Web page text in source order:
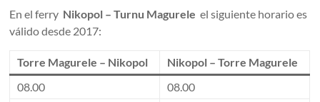
En el ferry Nikopol – Turnu Magurele el siguiente horario es
válido desde 2017:
Torre Magurele – Nikopol
Nikopol – Torre Magurele
08.00
08.00